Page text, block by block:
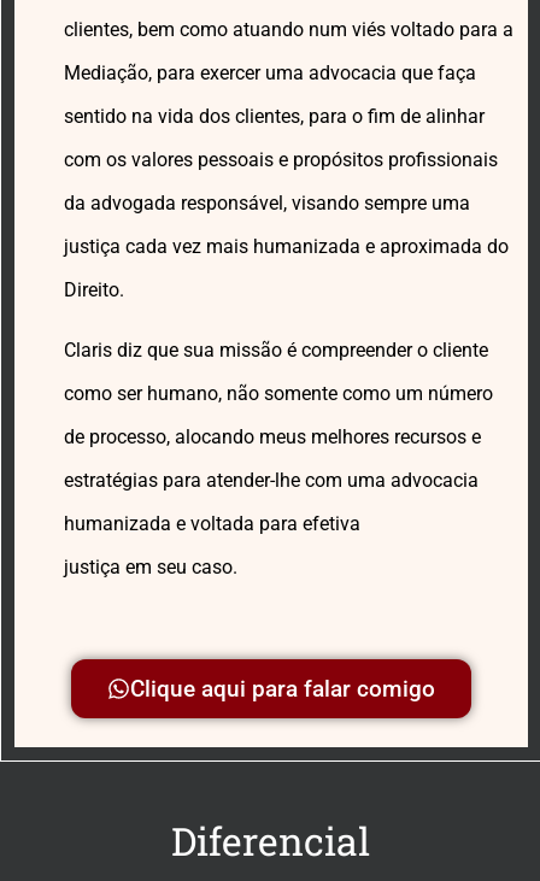
clientes, bem como atuando num viés voltado para a
Mediação, para exercer uma advocacia que faça
sentido na vida dos clientes, para o fim de alinhar
com os valores pessoais e propósitos profissionais
da advogada responsável, visando sempre uma
justiça cada vez mais humanizada e aproximada do
Direito.
Claris diz que sua missão é compreender o cliente
como ser humano, não somente como um número
de processo, alocando meus melhores recursos e
estratégias para atender-lhe com uma advocacia
humanizada e voltada para efetiva
justiça em seu caso.
Clique aqui para falar comigo
Diferencial